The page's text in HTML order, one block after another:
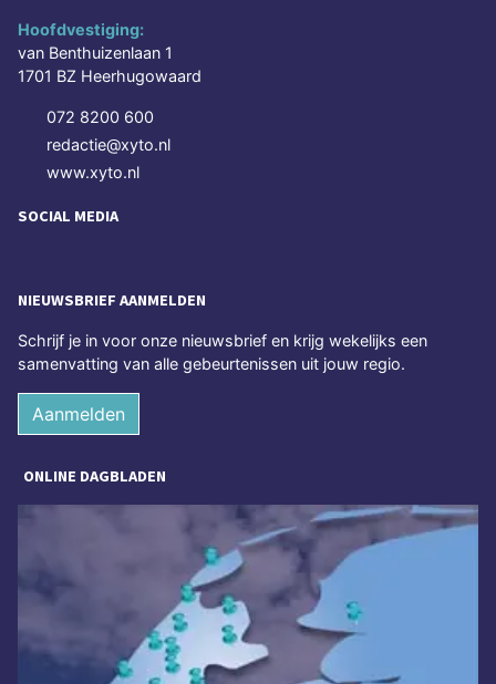
Hoofdvestiging:
van Benthuizenlaan 1
1701 BZ Heerhugowaard
072 8200 600
redactie@xyto.nl
www.xyto.nl
SOCIAL MEDIA
NIEUWSBRIEF AANMELDEN
Schrijf je in voor onze nieuwsbrief en krijg wekelijks een
samenvatting van alle gebeurtenissen uit jouw regio.
Aanmelden
ONLINE DAGBLADEN